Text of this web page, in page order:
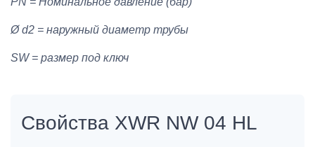
Ø d2 = наружный диаметр трубы
SW = размер под ключ
Свойства XWR NW 04 HL